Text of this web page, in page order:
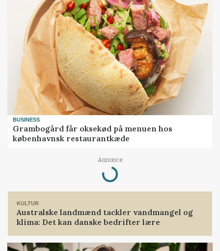
BUSINESS
Grambogård får oksekød på menuen hos
københavnsk restaurantkæde
Annonce
Loading...
KULTUR
Australske landmænd tackler vandmangel og
klima: Det kan danske bedrifter lære